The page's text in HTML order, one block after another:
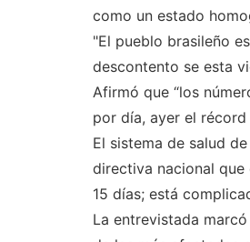
como un estado
"El pueblo brasileño
descontento se esta
Afirmó que “los
por día, ayer el
El sistema de salud
directiva nacional
15 días; está
La entrevistada